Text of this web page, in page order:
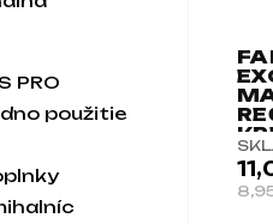
PRO
použitie